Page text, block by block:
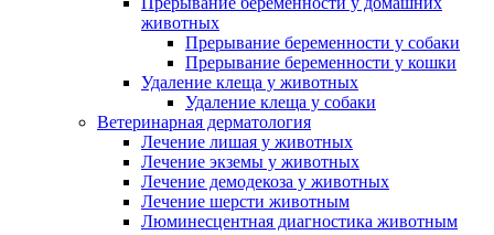
животных
Прерывание беременности у собаки
Прерывание беременности у кошки
Удаление клеща у животных
Удаление клеща у собаки
Ветеринарная дерматология
Лечение лишая у животных
Лечение экземы у животных
Лечение демодекоза у животных
Лечение шерсти животным
Люминесцентная диагностика животным